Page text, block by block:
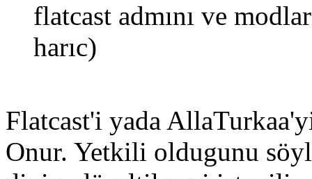
flatcast admını ve
harıc)
Flatcast'i yada
Onur. Yetkili oldugunu